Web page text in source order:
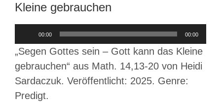
Kleine gebrauchen
Audio-
Player
00:00 00:00
„Segen Gottes sein – Gott kann das Kleine
gebrauchen“ aus Math. 14,13-20 von Heidi
Sardaczuk. Veröffentlicht: 2025. Genre:
Predigt.